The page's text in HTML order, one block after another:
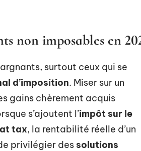
non imposables en
surtout ceux qui se
d’imposition. Miser sur un
gains chèrement acquis
s’ajoutent l’impôt sur le
tax, la rentabilité réelle d’un
privilégier des solutions